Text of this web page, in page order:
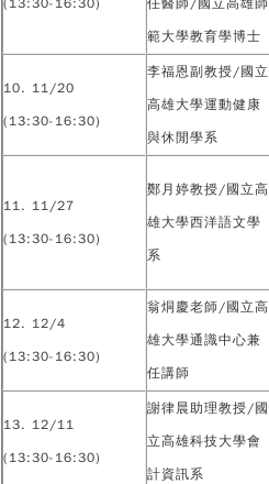
範大學教育學博士
10. 11/20
(13:30-16:30)
李福恩副教授/國立
高雄大學運動健康
與休閒學系
11. 11/27
(13:30-16:30)
鄭月婷教授/國立高
雄大學西洋語文學
系
12. 12/4
(13:30-16:30)
翁烔慶老師/國立高
雄大學通識中心兼
任講師
13. 12/11
(13:30-16:30)
謝律晨助理教授/國
立高雄科技大學會
計資訊系